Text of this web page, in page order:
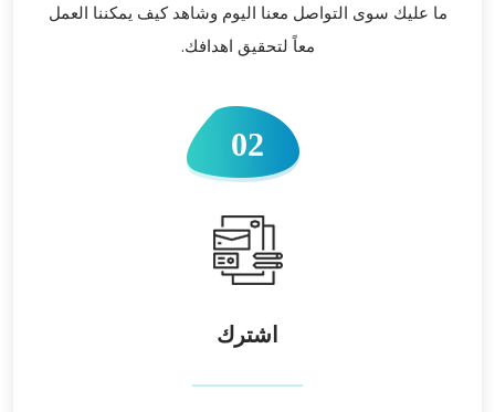
ما عليك سوى التواصل معنا اليوم وشاهد كيف يمكننا العمل
معاً لتحقيق اهدافك.
02
اشترك